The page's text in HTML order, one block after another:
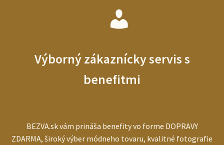
Výborný zákaznícky servis s
benefitmi
BEZVA.sk vám prináša benefity vo forme DOPRAVY
ZDARMA, široký výber módneho tovaru, kvalitné fotografie